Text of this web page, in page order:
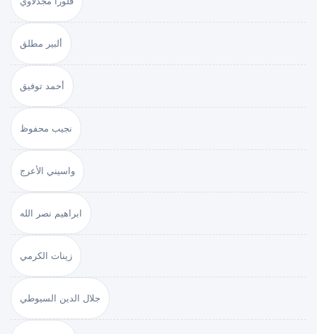
ألبير مطلق
أحمد توفيق
نجيب محفوظ
واسيني الأعرج
ابراهيم نصر الله
زينات الكرمي
جلال الدين السيوطي